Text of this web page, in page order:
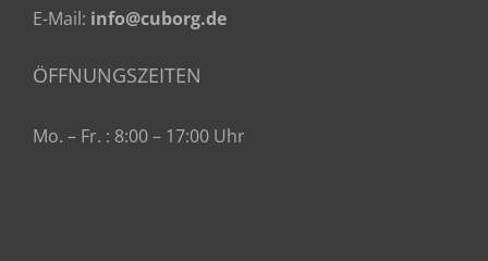
E-Mail: info@cuborg.de
ÖFFNUNGSZEITEN
Mo. – Fr. : 8:00 – 17:00 Uhr